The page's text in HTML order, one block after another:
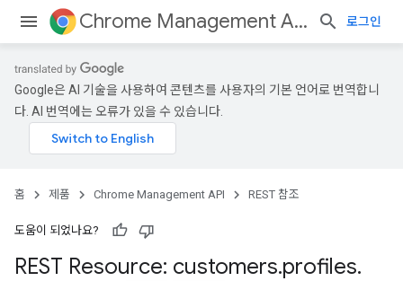
Chrome Management API 로그인
Google은 AI 기술을 사용하여 콘텐츠를 사용자의 기본 언어로 번역합니
다. AI 번역에는 오류가 있을 수 있습니다.
홈 제품 Chrome Management API REST 참조
도움이 되었나요?
REST Resource: customers.profiles.